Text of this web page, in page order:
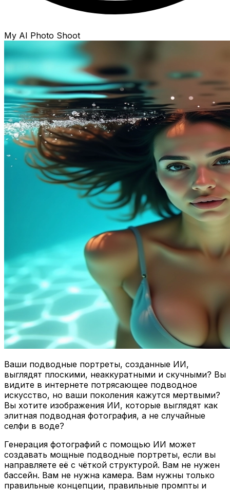
My AI Photo Shoot
Ваши подводные портреты, созданные ИИ,
выглядят плоскими, неаккуратными и скучными? Вы
видите в интернете потрясающее подводное
искусство, но ваши поколения кажутся мертвыми?
Вы хотите изображения ИИ, которые выглядят как
элитная подводная фотография, а не случайные
селфи в воде?
Генерация фотографий с помощью ИИ может
создавать мощные подводные портреты, если вы
направляете её с чёткой структурой. Вам не нужен
бассейн. Вам не нужна камера. Вам нужны только
правильные концепции, правильные промпты и